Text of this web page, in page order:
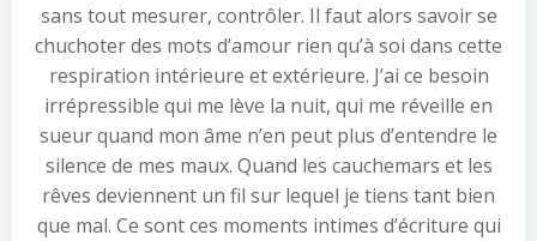
sans tout mesurer, contrôler. Il faut alors savoir se
chuchoter des mots d’amour rien qu’à soi dans cette
respiration intérieure et extérieure. J’ai ce besoin
irrépressible qui me lève la nuit, qui me réveille en
sueur quand mon âme n’en peut plus d’entendre le
silence de mes maux. Quand les cauchemars et les
rêves deviennent un fil sur lequel je tiens tant bien
que mal. Ce sont ces moments intimes d’écriture qui